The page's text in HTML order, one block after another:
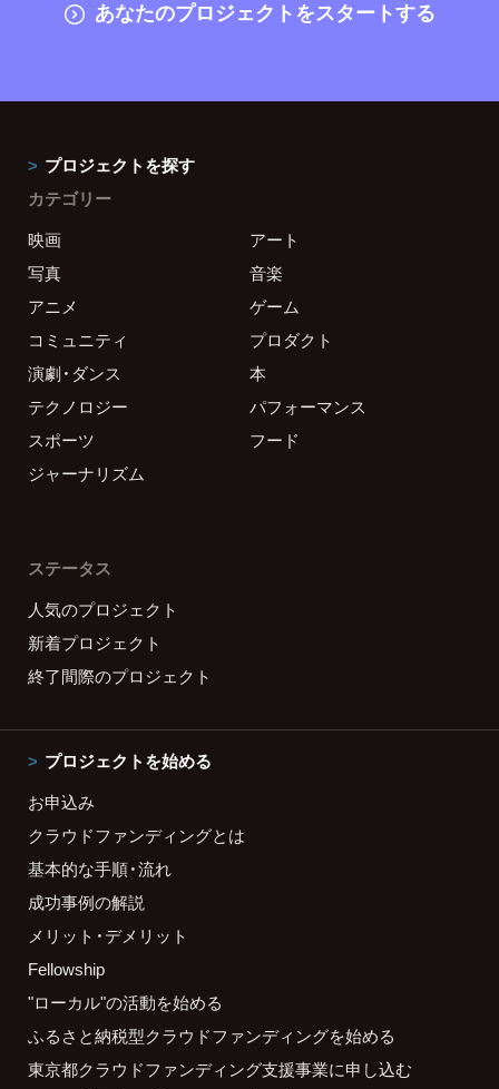
あなたのプロジェクトをスタートする
プロジェクトを探す
カテゴリー
映画
アート
写真
音楽
アニメ
ゲーム
コミュニティ
プロダクト
演劇・ダンス
本
テクノロジー
パフォーマンス
スポーツ
フード
ジャーナリズム
ステータス
人気のプロジェクト
新着プロジェクト
終了間際のプロジェクト
プロジェクトを始める
お申込み
クラウドファンディングとは
基本的な手順・流れ
成功事例の解説
メリット・デメリット
Fellowship
"ローカル"の活動を始める
ふるさと納税型クラウドファンディングを始める
東京都クラウドファンディング支援事業に申し込む